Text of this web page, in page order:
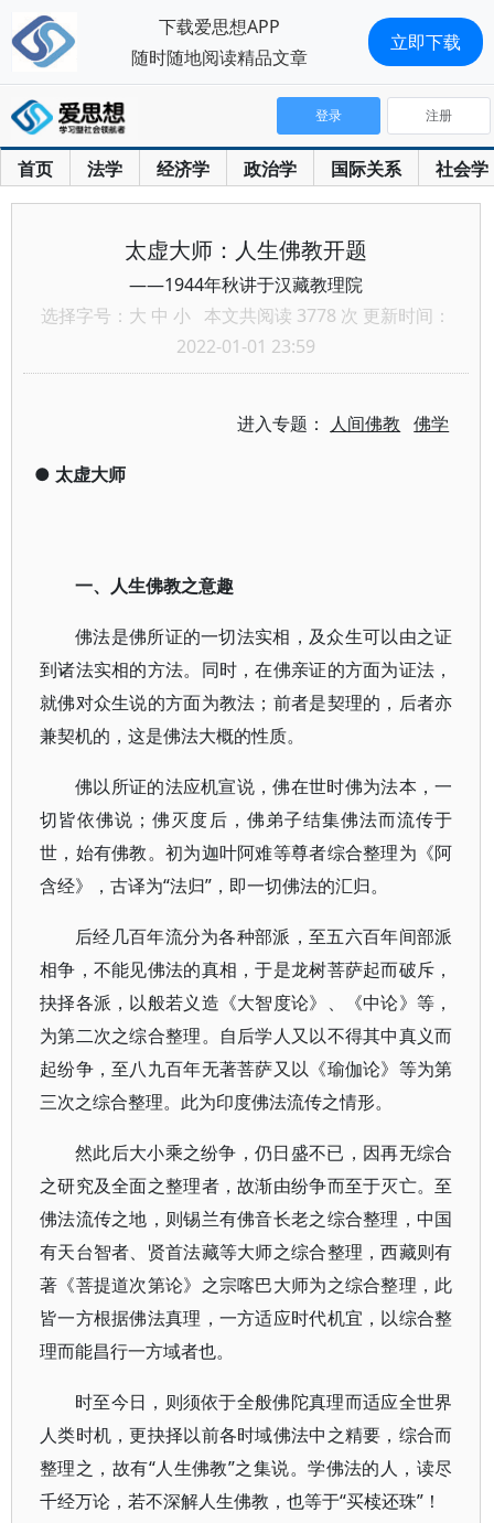
首页 法学 经济学 政治学 国际关系 社会学
登录 注册
太虚大师：人生佛教开题
——1944年秋讲于汉藏教理院
选择字号： 大 中 小 本文共阅读 3778 次 更新时间：
2022-01-01 23:59
进入专题： 人间佛教 佛学
● 太虚大师
一、人生佛教之意趣
佛法是佛所证的一切法实相，及众生可以由之证
到诸法实相的方法。同时，在佛亲证的方面为证法，
就佛对众生说的方面为教法；前者是契理的，后者亦
兼契机的，这是佛法大概的性质。
佛以所证的法应机宣说，佛在世时佛为法本，一
切皆依佛说；佛灭度后，佛弟子结集佛法而流传于
世，始有佛教。初为迦叶阿难等尊者综合整理为《阿
含经》，古译为“法归”，即一切佛法的汇归。
后经几百年流分为各种部派，至五六百年间部派
相争，不能见佛法的真相，于是龙树菩萨起而破斥，
抉择各派，以般若义造《大智度论》、《中论》等，
为第二次之综合整理。自后学人又以不得其中真义而
起纷争，至八九百年无著菩萨又以《瑜伽论》等为第
三次之综合整理。此为印度佛法流传之情形。
然此后大小乘之纷争，仍日盛不已，因再无综合
之研究及全面之整理者，故渐由纷争而至于灭亡。至
佛法流传之地，则锡兰有佛音长老之综合整理，中国
有天台智者、贤首法藏等大师之综合整理，西藏则有
著《菩提道次第论》之宗喀巴大师为之综合整理，此
皆一方根据佛法真理，一方适应时代机宜，以综合整
理而能昌行一方域者也。
时至今日，则须依于全般佛陀真理而适应全世界
人类时机，更抉择以前各时域佛法中之精要，综合而
整理之，故有“人生佛教”之集说。学佛法的人，读尽
千经万论，若不深解人生佛教，也等于“买椟还珠”！
下载爱思想APP
随时随地阅读精品文章
立即下载